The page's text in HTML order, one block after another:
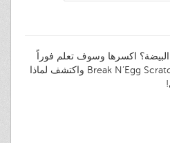
اكسرها وسوف تعلم فوراً
كم ربحت! العب Break N’Egg Scratch Cards واكتشف لماذا